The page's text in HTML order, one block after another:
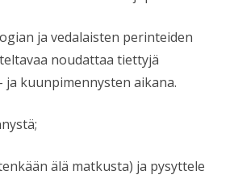
ja vedalaisten perinteiden
noudattaa tiettyjä
kuunpimennysten aikana.
älä matkusta) ja pysyttele